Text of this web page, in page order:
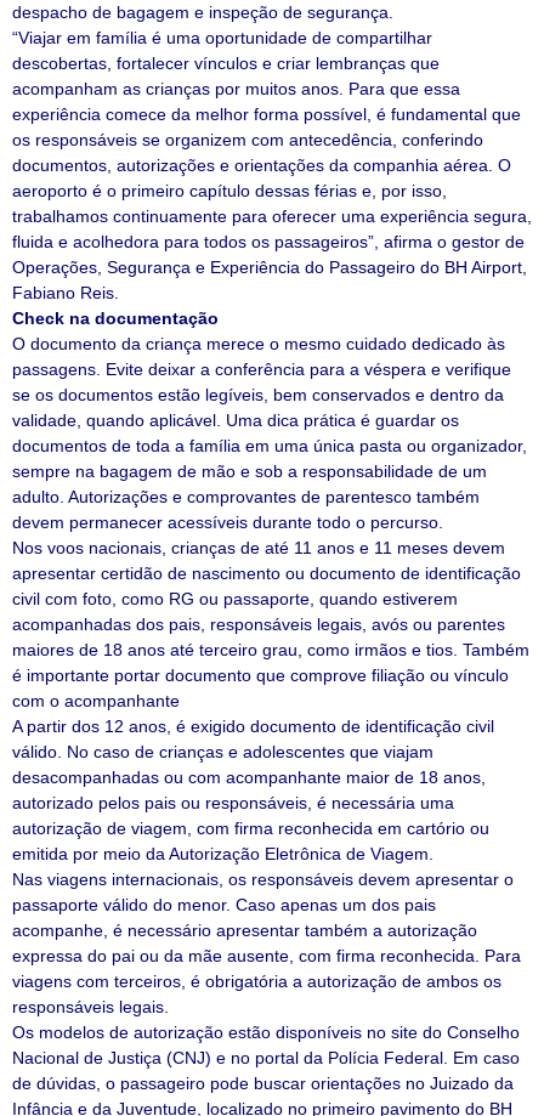
despacho de bagagem e inspeção de segurança.
“Viajar em família é uma oportunidade de compartilhar
descobertas, fortalecer vínculos e criar lembranças que
acompanham as crianças por muitos anos. Para que essa
experiência comece da melhor forma possível, é fundamental que
os responsáveis se organizem com antecedência, conferindo
documentos, autorizações e orientações da companhia aérea. O
aeroporto é o primeiro capítulo dessas férias e, por isso,
trabalhamos continuamente para oferecer uma experiência segura,
fluida e acolhedora para todos os passageiros”, afirma o gestor de
Operações, Segurança e Experiência do Passageiro do BH Airport,
Fabiano Reis.
Check na documentação
O documento da criança merece o mesmo cuidado dedicado às
passagens. Evite deixar a conferência para a véspera e verifique
se os documentos estão legíveis, bem conservados e dentro da
validade, quando aplicável. Uma dica prática é guardar os
documentos de toda a família em uma única pasta ou organizador,
sempre na bagagem de mão e sob a responsabilidade de um
adulto. Autorizações e comprovantes de parentesco também
devem permanecer acessíveis durante todo o percurso.
Nos voos nacionais, crianças de até 11 anos e 11 meses devem
apresentar certidão de nascimento ou documento de identificação
civil com foto, como RG ou passaporte, quando estiverem
acompanhadas dos pais, responsáveis legais, avós ou parentes
maiores de 18 anos até terceiro grau, como irmãos e tios. Também
é importante portar documento que comprove filiação ou vínculo
com o acompanhante
A partir dos 12 anos, é exigido documento de identificação civil
válido. No caso de crianças e adolescentes que viajam
desacompanhadas ou com acompanhante maior de 18 anos,
autorizado pelos pais ou responsáveis, é necessária uma
autorização de viagem, com firma reconhecida em cartório ou
emitida por meio da Autorização Eletrônica de Viagem.
Nas viagens internacionais, os responsáveis devem apresentar o
passaporte válido do menor. Caso apenas um dos pais
acompanhe, é necessário apresentar também a autorização
expressa do pai ou da mãe ausente, com firma reconhecida. Para
viagens com terceiros, é obrigatória a autorização de ambos os
responsáveis legais.
Os modelos de autorização estão disponíveis no site do Conselho
Nacional de Justiça (CNJ) e no portal da Polícia Federal. Em caso
de dúvidas, o passageiro pode buscar orientações no Juizado da
Infância e da Juventude, localizado no primeiro pavimento do BH